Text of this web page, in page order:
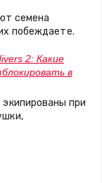
семена
побеждаете.
2: Какие
в
экипированы при